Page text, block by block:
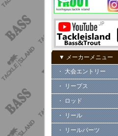
▼ メーカーメニュー
・ 大会エントリー
・ リープス
・ ロッド
・ リール
・ リールパーツ